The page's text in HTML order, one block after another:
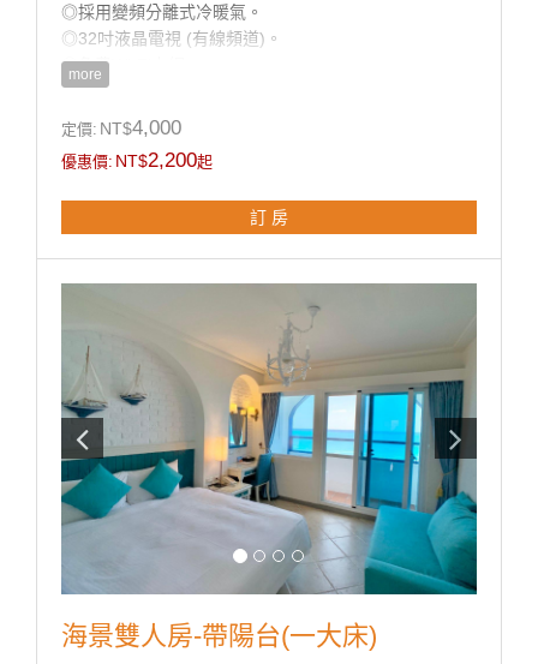
◎採用變頻分離式冷暖氣。
◎32吋液晶電視 (有線頻道)。
◎免費Wi-Fi上網。
◎乾濕分離獨立衛浴。
◎寬廣平面停車場。
◎房內提供：小冰箱 / 盥洗用品 / 吹風機 / 電熱水瓶 / 茶
包 / 咖啡包 / 礦泉水 /
舒適乾淨羽毛被品。
more
定價: NT$4,000
優惠價: NT$2,200起
訂 房
海景雙人房-帶陽台(一大床)